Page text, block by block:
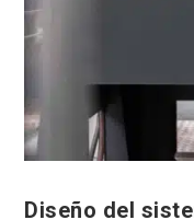
Diseño del